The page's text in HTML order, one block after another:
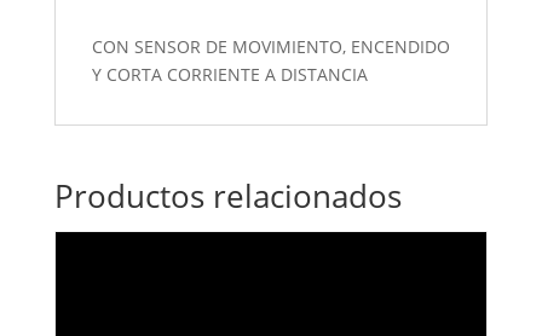
CON SENSOR DE MOVIMIENTO, ENCENDIDO
Y CORTA CORRIENTE A DISTANCIA
Productos relacionados